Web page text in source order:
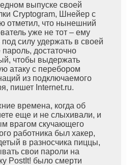
выпуске своей
Cryptogram, Шнейер с
отметил, что нынешний
уже не тот – ему
силу удержать в своей
пароль, достаточно
чтобы выдержать
атаку с перебором
из подключаемого
пишет Internet.ru.
времена, когда об
еще и не слыхивали, и
врагом скучающего
работника был хакер,
в разносчика пиццы,
свои пароли на
PostIt! было смерти